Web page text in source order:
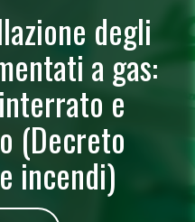
degli
a gas:
e
(Decreto
incendi)